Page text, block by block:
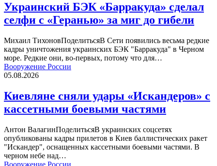
Украинский БЭК «Барракуда» сделал
селфи с «Геранью» за миг до гибели
Михаил ТихоновПоделитьсяВ Сети появились весьма редкие
кадры уничтожения украинских БЭК "Барракуда" в Черном
море. Редкие они, во-первых, потому что для…
Вооружение России
05.08.2026
Киевляне сняли удары «Искандеров» с
кассетными боевыми частями
Антон ВалагинПоделитьсяВ украинских соцсетях
опубликованы кадры прилетов в Киев баллистических ракет
"Искандер", оснащенных кассетными боевыми частями. В
черном небе над…
Вооружение России